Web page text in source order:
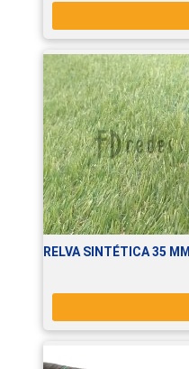
RELVA SINTÉTICA 35 MM